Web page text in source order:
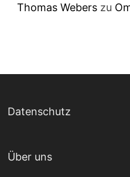
Thomas Webers zu
Datenschutz
Über uns